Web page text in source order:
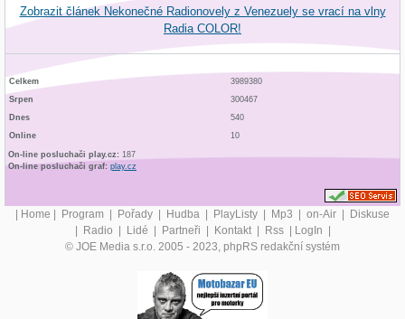
Zobrazit článek Nekonečné Radionovely z Venezuely se vrací na vlny
Radia COLOR!
Celkem
3989380
Srpen
300467
Dnes
540
Online
10
On-line posluchači play.cz: 187
On-line posluchači graf: play.cz
| Home | Program | Pořady | Hudba | PlayListy | Mp3 | on-Air | Diskuse
| Radio | Lidé | Partneři | Kontakt | Rss | LogIn |
© JOE Media s.r.o. 2005 - 2023, phpRS redakční systém